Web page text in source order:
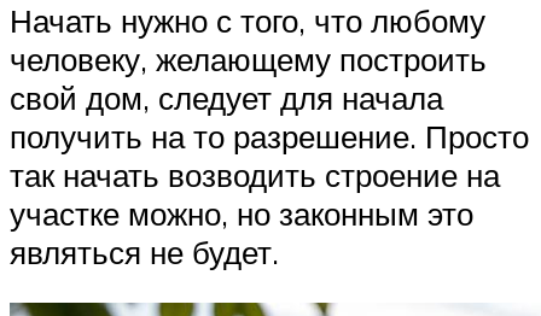
Начать нужно с того, что любому
человеку, желающему построить
свой дом, следует для начала
получить на то разрешение. Просто
так начать возводить строение на
участке можно, но законным это
являться не будет.